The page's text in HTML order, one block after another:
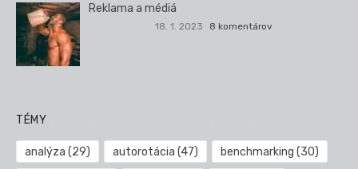
Reklama a médiá
18. 1. 2023 8 komentárov
TÉMY
analýza (29) autorotácia (47) benchmarking (30)